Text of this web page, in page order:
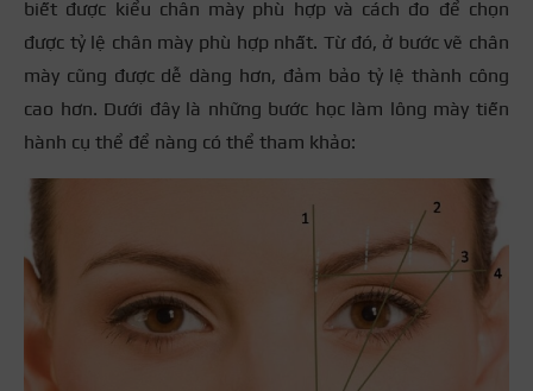
biết được kiểu chân mày phù hợp và cách đo để chọn
được tỷ lệ chân mày phù hợp nhất. Từ đó, ở bước vẽ chân
mày cũng được dễ dàng hơn, đảm bảo tỷ lệ thành công
cao hơn. Dưới đây là những bước học làm lông mày tiến
hành cụ thể để nàng có thể tham khảo: